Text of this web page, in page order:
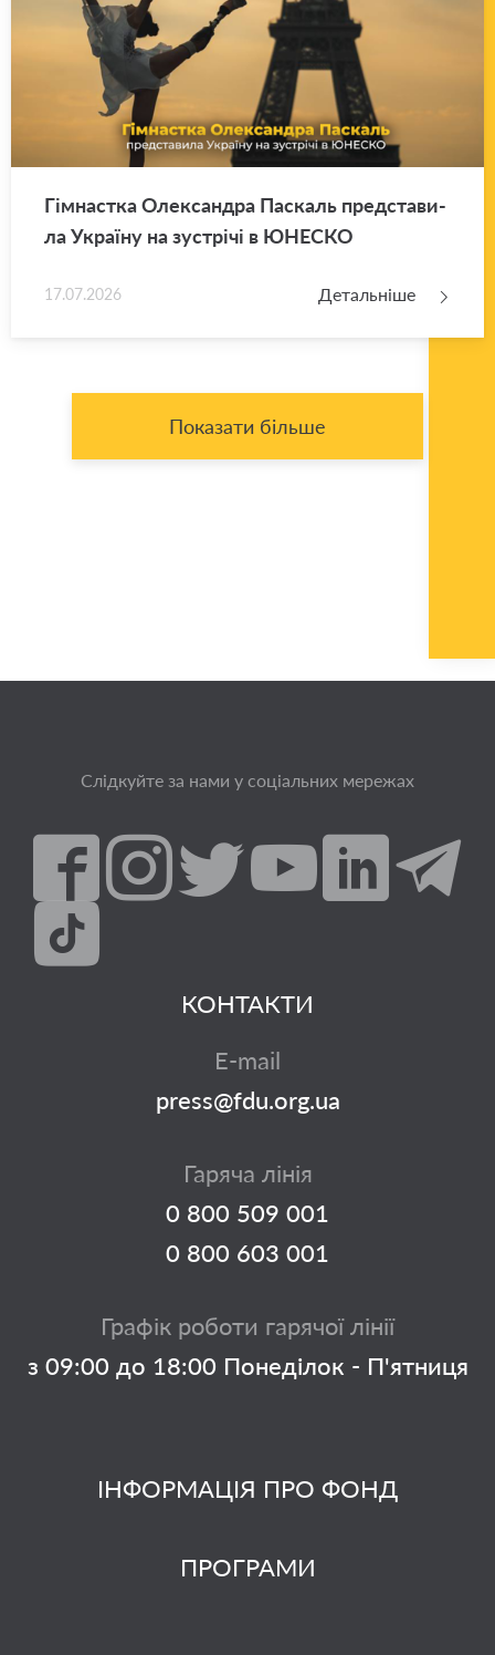
Гім­нас­тка Оле­ксан­дра Па­скаль пред­ста­ви­
ла Укра­ї­ну на зу­стрі­чі в ЮНЕ­СКО
17.07.2026 Детальніше
Показати більше
Слідкуйте за нами у соціальних мережах
ІНФОРМАЦІЯ ПРО ФОНД
ПРОГРАМИ
КОНТАКТИ
E-mail
press@fdu.org.ua
Гаряча лінія
0 800 509 001
0 800 603 001
Графік роботи гарячої лінії
з 09:00 до 18:00 Понеділок - П'ятниця